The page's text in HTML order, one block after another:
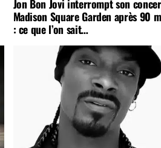
Jon Bon Jovi interrompt son
Madison Square Garden après 90
: ce que l’on sait…